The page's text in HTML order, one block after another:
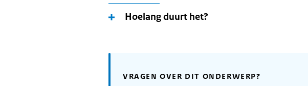
Hoelang duurt het?
VRAGEN OVER DIT ONDERWERP?